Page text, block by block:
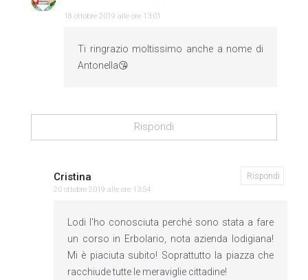
18 ottobre 2019 alle ore 13:01
Ti ringrazio moltissimo anche a nome di
Antonella😘
Rispondi
Cristina
20 ottobre 2019 alle ore 13:54
Lodi l'ho conosciuta perché sono stata a fare
un corso in Erbolario, nota azienda lodigiana!
Mi è piaciuta subito! Soprattutto la piazza che
racchiude tutte le meraviglie cittadine!
Rispondi